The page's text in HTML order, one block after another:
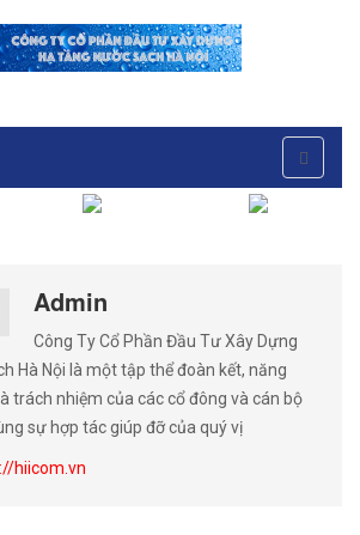
Admin
Công Ty Cổ Phần Đầu Tư Xây Dựng
Hà Nội là một tập thể đoàn kết, năng
trách nhiệm của các cổ đông và cán bộ
sự hợp tác giúp đỡ của quý vị
hiicom.vn